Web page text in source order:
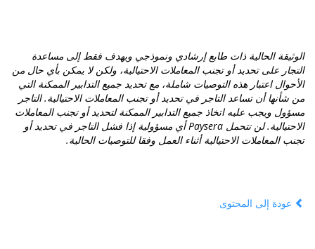
الوثيقة الحالية ذات طابع إرشادي ونموذجي ويهدف فقط إلى مساعدة
التجار على تحديد أو تجنب المعاملات الاحتيالية، ولكن لا يمكن بأي حال من
الأحوال اعتبار هذه التوصيات شاملة، مع تحديد جميع التدابير الممكنة التي
من شأنها أن تساعد التاجر في تحديد أو تجنب المعاملات الاحتيالية. التاجر
مسؤول ويجب عليه اتخاذ جميع التدابير الممكنة لتحديد أو تجنب المعاملات
الاحتيالية. لن تتحمل Paysera أي مسؤولية إذا فشل التاجر في تحديد أو
تجنب المعاملات الاحتيالية أثناء العمل وفقا للتوصيات الحالية.
عودة إلى المحتوى